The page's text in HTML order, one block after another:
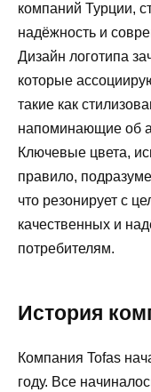
компаний Турции,
надёжность и
Дизайн логотипа
которые
такие как
напоминающие об
Ключевые цвета,
правило,
что резонирует с
качественных и
потребителям.
История
Компания Tofas
году. Все